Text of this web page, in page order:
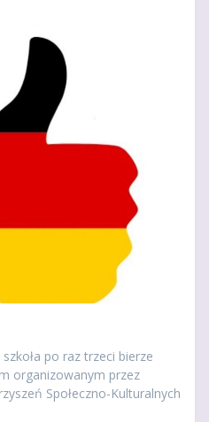
po raz trzeci bierze
organizowanym przez
Społeczno-Kulturalnych